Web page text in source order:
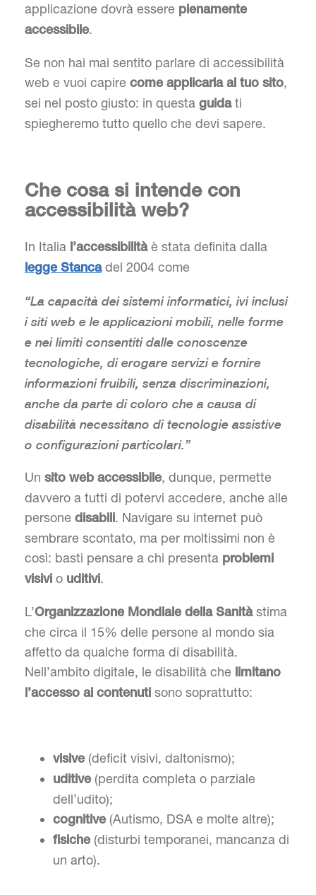
applicazione dovrà essere pienamente
accessibile.
Se non hai mai sentito parlare di accessibilità
web e vuoi capire come applicarla al tuo sito,
sei nel posto giusto: in questa guidati
spiegheremo tutto quello che devi sapere.
Che cosa si intende con
accessibilità web?
In Italia l’accessibilitàè stata definita dalla
legge Stancadel 2004 come
“La capacità dei sistemi informatici, ivi inclusi
i siti web e le applicazioni mobili, nelle forme
e nei limiti consentiti dalle conoscenze
tecnologiche, di erogare servizi e fornire
informazioni fruibili, senza discriminazioni,
anche da parte di coloro che a causa di
disabilità necessitano di tecnologie assistive
o configurazioni particolari.”
Un sito web accessibile, dunque, permette
davvero a tutti di potervi accedere, anche alle
persone disabili. Navigare su internet può
sembrare scontato, ma per moltissimi non è
così: basti pensare a chi presenta problemi
visivi o uditivi.
L’Organizzazione Mondiale della Sanità stima
che circa il 15% delle persone al mondo sia
affetto da qualche forma di disabilità.
Nell’ambito digitale, le disabilità che
limitano
l’accesso ai contenuti sono soprattutto:
visive(deficit visivi, daltonismo);
uditive(perdita completa o parziale
dell’udito);
cognitive(Autismo, DSA e molte altre);
fisiche(disturbi temporanei, mancanza di
un arto).